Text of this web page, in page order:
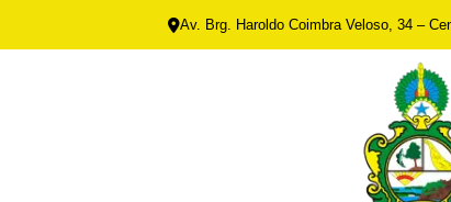
Av. Brg. Haroldo Coimbra Veloso, 34 –